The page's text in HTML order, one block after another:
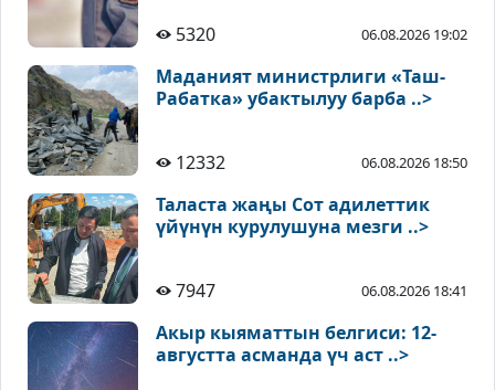
5320 06.08.2026 19:02
Маданият министрлиги «Таш-
Рабатка» убактылуу барба ..>
12332 06.08.2026 18:50
Таласта жаңы Сот адилеттик
үйүнүн курулушуна мезги ..>
7947 06.08.2026 18:41
Акыр кыяматтын белгиси: 12-
августта асманда үч аст ..>